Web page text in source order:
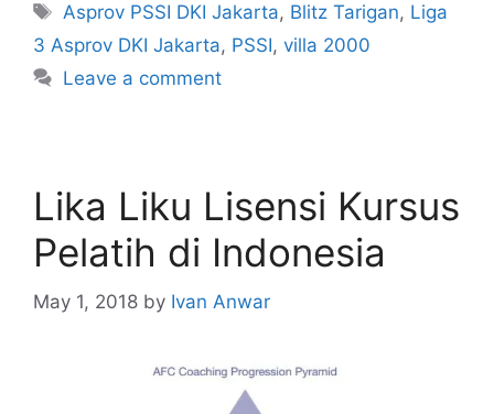
Asprov PSSI DKI Jakarta, Blitz Tarigan, Liga
3 Asprov DKI Jakarta, PSSI, villa 2000
Leave a comment
Lika Liku Lisensi Kursus
Pelatih di Indonesia
May 1, 2018 by Ivan Anwar